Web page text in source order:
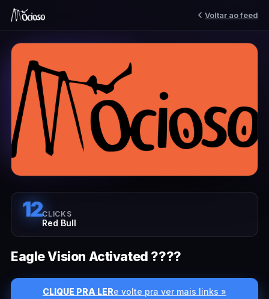
Voltar ao feed
12CLICKS
Red Bull
Eagle Vision Activated ????
CLIQUE PRA LERe volte pra ver mais links »